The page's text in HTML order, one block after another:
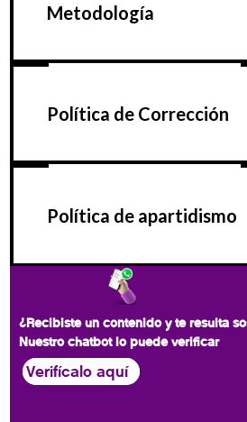
Metodología
Política de Corrección
Política de apartidismo
¿Recibiste un contenido y te resulta
Nuestro chatbot lo puede verificar
Verifícalo aquí